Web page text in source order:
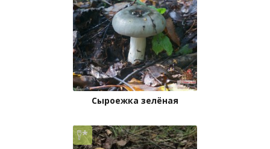
Сыроежка зелёная